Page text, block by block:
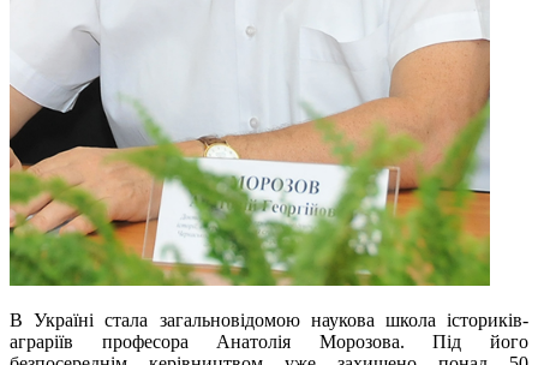
В Україні стала загальновідомою наукова школа істориків-
аграріїв професора Анатолія Морозова. Під його